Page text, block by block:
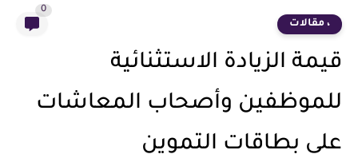
، مقالات
0
قيمة الزيادة الاستثنائية
للموظفين وأصحاب المعاشات
على بطاقات التموين